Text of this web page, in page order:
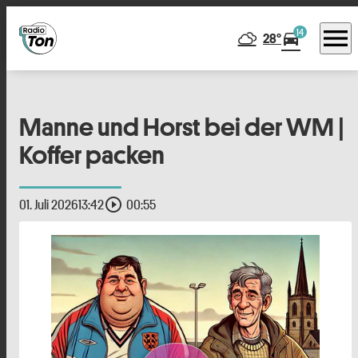
28°directions_car14 menu
Manne und Horst bei der WM |
Koffer packen
01. Juli 202613:42play_circle_outline 00:55